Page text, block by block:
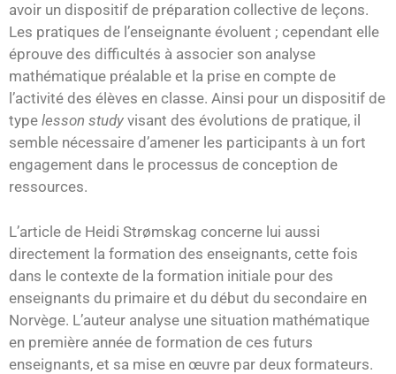
avoir un dispositif de préparation collective de leçons.
Les pratiques de l’enseignante évoluent ; cependant elle
éprouve des difficultés à associer son analyse
mathématique préalable et la prise en compte de
l’activité des élèves en classe. Ainsi pour un dispositif de
type lesson study visant des évolutions de pratique, il
semble nécessaire d’amener les participants à un fort
engagement dans le processus de conception de
ressources.
L’article de Heidi Strømskag concerne lui aussi
directement la formation des enseignants, cette fois
dans le contexte de la formation initiale pour des
enseignants du primaire et du début du secondaire en
Norvège. L’auteur analyse une situation mathématique
en première année de formation de ces futurs
enseignants, et sa mise en œuvre par deux formateurs.